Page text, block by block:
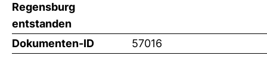
Regensburg
entstanden
Dokumenten-ID 57016